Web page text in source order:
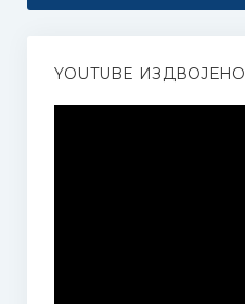
Пропозиције
YOUTUBE ИЗДВОЈЕНО